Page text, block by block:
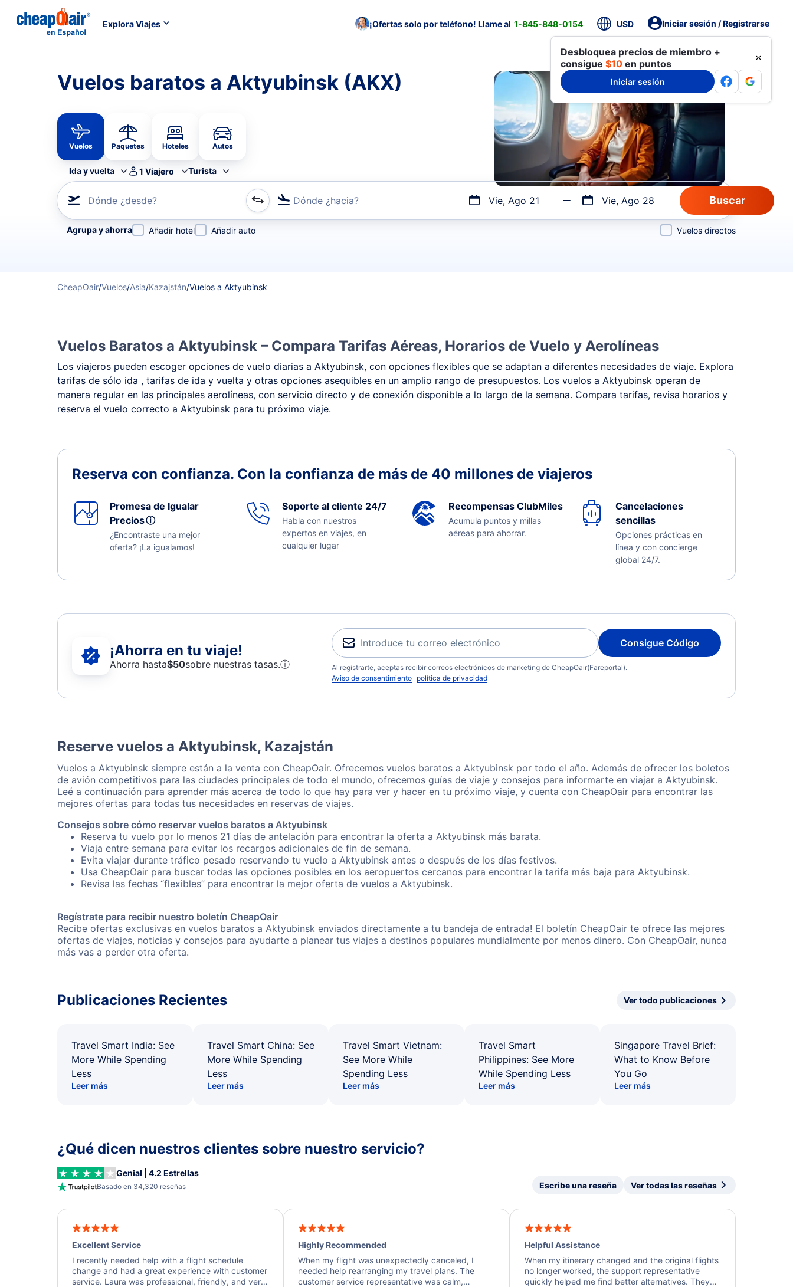
Explora Viajes ¡Ofertas solo por teléfono! Llame al 1-845-848-0154 USD Iniciar sesión / Registrarse
Desbloquea precios de miembro +
consigue $10 en puntos
Iniciar sesión
Vuelos baratos a Aktyubinsk (AKX)
Vuelos Paquetes Hoteles Autos
Ida y vuelta 1 Viajero Turista
Dónde ¿desde? Dónde ¿hacia? Vie, Ago 21 Vie, Ago 28
Refina tu búsqueda por aerolínea, por ciudad o aeropuerto o por vuelos directos
Agrupa y ahorra Añadir hotel Añadir auto Vuelos directos
CheapOair/Vuelos/Asia/Kazajstán/Vuelos a Aktyubinsk
Vuelos Baratos a Aktyubinsk – Compara Tarifas Aéreas, Horarios de Vuelo y Aerolíneas
Los viajeros pueden escoger opciones de vuelo diarias a Aktyubinsk, con opciones flexibles que se adaptan a diferentes necesidades de viaje. Explora
tarifas de sólo ida , tarifas de ida y vuelta y otras opciones asequibles en un amplio rango de presupuestos. Los vuelos a Aktyubinsk operan de
manera regular en las principales aerolíneas, con servicio directo y de conexión disponible a lo largo de la semana. Compara tarifas, revisa horarios y
reserva el vuelo correcto a Aktyubinsk para tu próximo viaje.
Reserva con confianza. Con la confianza de más de 40 millones de viajeros
Promesa de Igualar
Preciosⓘ
¿Encontraste una mejor
oferta? ¡La igualamos!
Soporte al cliente 24/7
Habla con nuestros
expertos en viajes, en
cualquier lugar
Recompensas ClubMiles
Acumula puntos y millas
aéreas para ahorrar.
Cancelaciones
sencillas
Opciones prácticas en
línea y con concierge
global 24/7.
¡Ahorra en tu viaje!
Ahorra hasta$50sobre nuestras tasas.ⓘ
Consigue Código
Al registrarte, aceptas recibir correos electrónicos de marketing de CheapOair(Fareportal).
Aviso de consentimiento política de privacidad
Reserve vuelos a Aktyubinsk, Kazajstán
Vuelos a Aktyubinsk siempre están a la venta con CheapOair. Ofrecemos vuelos baratos a Aktyubinsk por todo el año. Además de ofrecer los boletos
de avión competitivos para las ciudades principales de todo el mundo, ofrecemos guías de viaje y consejos para informarte en viajar a Aktyubinsk.
Leé a continuación para aprender más acerca de todo lo que hay para ver y hacer en tu próximo viaje, y cuenta con CheapOair para encontrar las
mejores ofertas para todas tus necesidades en reservas de viajes.
Consejos sobre cómo reservar vuelos baratos a Aktyubinsk
Reserva tu vuelo por lo menos 21 días de antelación para encontrar la oferta a Aktyubinsk más barata.
Viaja entre semana para evitar los recargos adicionales de fin de semana.
Evita viajar durante tráfico pesado reservando tu vuelo a Aktyubinsk antes o después de los días festivos.
Usa CheapOair para buscar todas las opciones posibles en los aeropuertos cercanos para encontrar la tarifa más baja para Aktyubinsk.
Revisa las fechas “flexibles” para encontrar la mejor oferta de vuelos a Aktyubinsk.
Regístrate para recibir nuestro boletín CheapOair
Recibe ofertas exclusivas en vuelos baratos a Aktyubinsk enviados directamente a tu bandeja de entrada! El boletín CheapOair te ofrece las mejores
ofertas de viajes, noticias y consejos para ayudarte a planear tus viajes a destinos populares mundialmente por menos dinero. Con CheapOair, nunca
más vas a perder otra oferta.
Publicaciones Recientes Ver todo publicaciones
Travel Smart India: See
More While Spending
Less
Leer más
Travel Smart China: See
More While Spending
Less
Leer más
Travel Smart Vietnam:
See More While
Spending Less
Leer más
Travel Smart
Philippines: See More
While Spending Less
Leer más
Singapore Travel Brief:
What to Know Before
You Go
Leer más
¿Qué dicen nuestros clientes sobre nuestro servicio?
Genial | 4.2 Estrellas
Basado en 34,320 reseñas Escribe una reseña Ver todas las reseñas
Excellent Service
I recently needed help with a flight schedule
change and had a great experience with customer
service. Laura was professional, friendly, and very
Highly Recommended
When my flight was unexpectedly canceled, I
needed help rearranging my travel plans. The
customer service representative was calm,
Helpful Assistance
When my itinerary changed and the original flights
no longer worked, the support representative
quickly helped me find better alternatives. They